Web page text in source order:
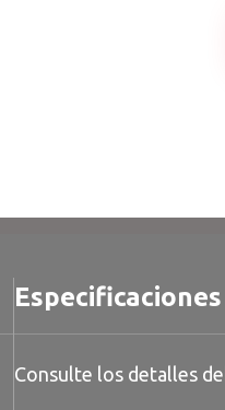
Especificaciones
Consulte los detalles